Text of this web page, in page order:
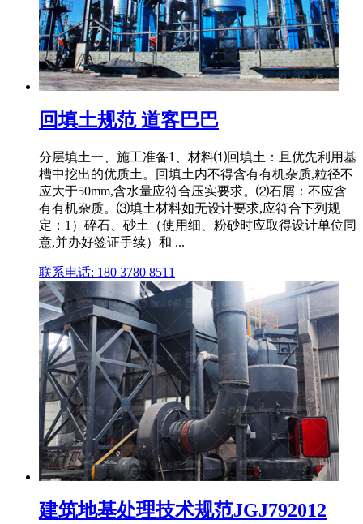
回填土规范 道客巴巴
分层填土一、施工准备1、材料⑴回填土：且优先利用基
槽中挖出的优质土。回填土内不得含有有机杂质,粒径不
应大于50mm,含水量应符合压实要求。⑵石屑：不应含
有有机杂质。⑶填土材料如无设计要求,应符合下列规
定：1）碎石、砂土（使用细、粉砂时应取得设计单位同
意,并办好签证手续）和 ...
联系电话: 180 3780 8511
建筑地基处理技术规范JGJ792012